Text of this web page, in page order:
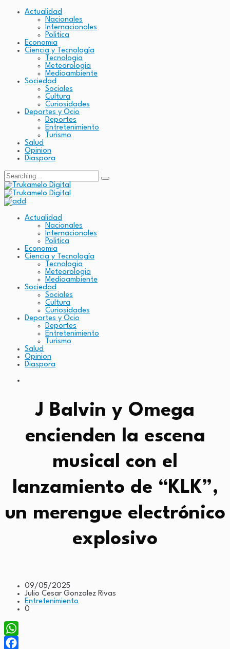
Actualidad
Nacionales
Internacionales
Politica
Economia
Ciencia y Tecnología
Tecnologia
Meteorologia
Medioambiente
Sociedad
Sociales
Cultura
Curiosidades
Deportes y Ocio
Deportes
Entretenimiento
Turismo
Salud
Opinion
Diaspora
Actualidad
Nacionales
Internacionales
Politica
Economia
Ciencia y Tecnología
Tecnologia
Meteorologia
Medioambiente
Sociedad
Sociales
Cultura
Curiosidades
Deportes y Ocio
Deportes
Entretenimiento
Turismo
Salud
Opinion
Diaspora
J Balvin y Omega
encienden la escena
musical con el
lanzamiento de “KLK”,
un merengue electrónico
explosivo
09/05/2025
Julio Cesar Gonzalez Rivas
Entretenimiento
0
WhatsApp